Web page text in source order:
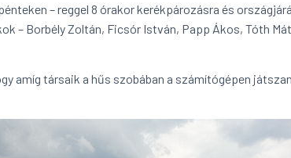
– reggel 8 órakor kerékpározásra és
– Borbély Zoltán, Ficsór István, Papp Ákos, Tóth
amíg társaik a hűs szobában a számítógépen